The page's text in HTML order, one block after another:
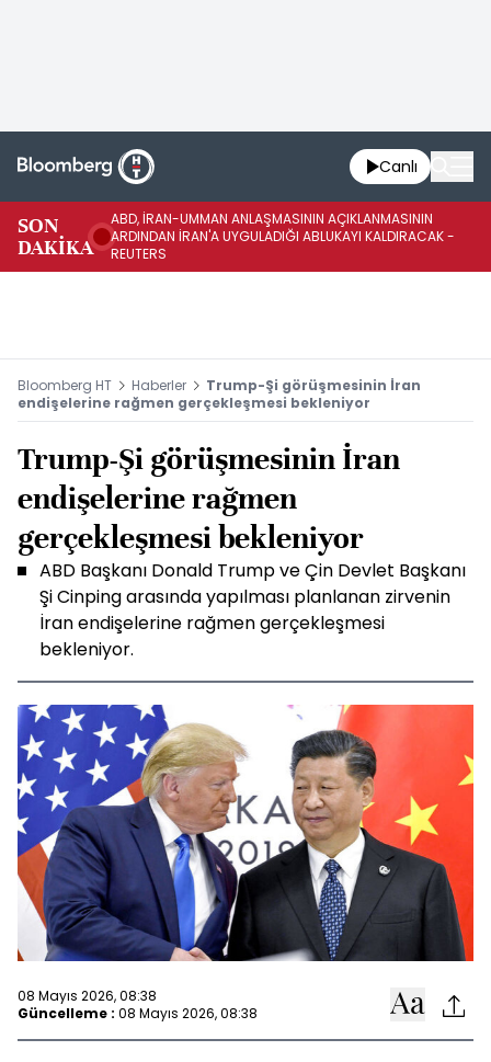
Canlı
SON
DAKİKA
ABD, İRAN-UMMAN ANLAŞMASININ AÇIKLANMASININ
ARDINDAN İRAN'A UYGULADIĞI ABLUKAYI KALDIRACAK -
REUTERS
Bloomberg HT Haberler
Trump-Şi görüşmesinin İran
endişelerine rağmen gerçekleşmesi bekleniyor
Trump-Şi görüşmesinin İran
endişelerine rağmen
gerçekleşmesi bekleniyor
ABD Başkanı Donald Trump ve Çin Devlet Başkanı
Şi Cinping arasında yapılması planlanan zirvenin
İran endişelerine rağmen gerçekleşmesi
bekleniyor.
08 Mayıs 2026, 08:38
Güncelleme : 08 Mayıs 2026, 08:38